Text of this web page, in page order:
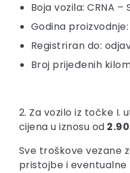
Boja vozila: CRNA –
Godina proizvodnje:
Registriran do:
Broj prijeđenih
2. Za vozilo iz točke I.
cijena u iznosu od
Sve troškove vezane
pristojbe i eventualne